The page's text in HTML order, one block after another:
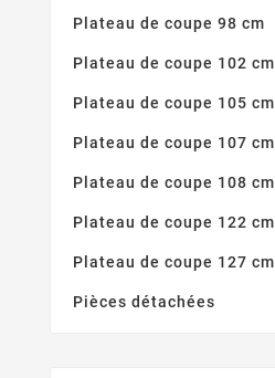
Plateau de coupe 98 cm
Plateau de coupe 102 cm
Plateau de coupe 105 cm
Plateau de coupe 107 cm
Plateau de coupe 108 cm
Plateau de coupe 122 cm
Plateau de coupe 127 cm
Pièces détachées